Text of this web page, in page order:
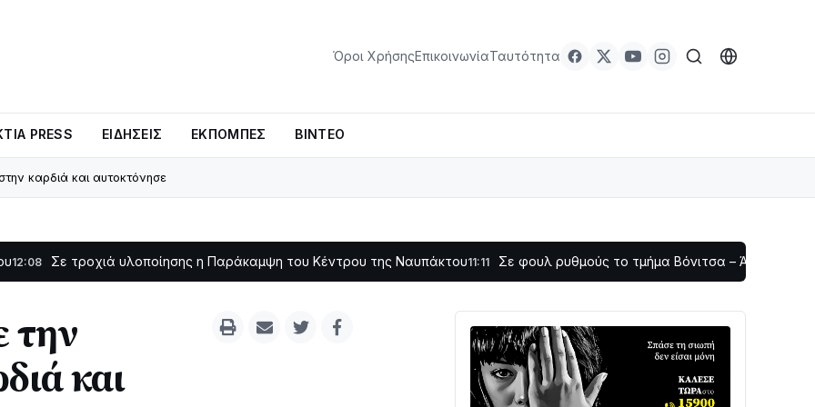
Όροι ΧρήσηςΕπικοινωνίαΤαυτότητα
PRESS ΕΙΔΉΣΕΙΣ ΕΚΠΟΜΠΈΣ ΒΊΝΤΕΟ
καρδιά και αυτοκτόνησε
τροχιά υλοποίησης η Παράκαμψη του Κέντρου της Ναυπάκτου11:11 Σε φουλ ρυθμούς το τμήμα Βόνιτσα – Άγιος Νικόλαος |
την
και